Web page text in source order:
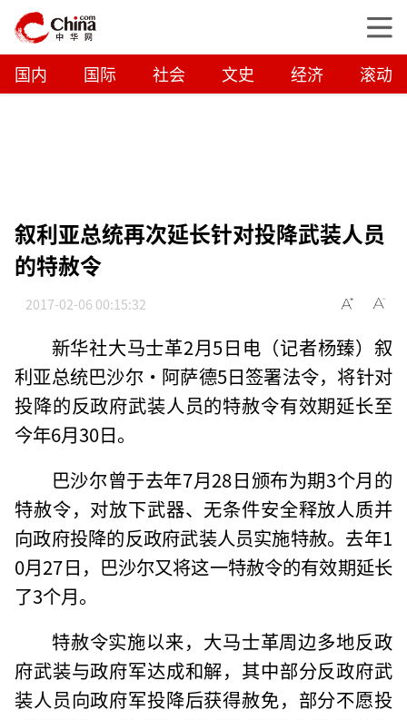
国内 国际 社会 文史 经济 滚动
叙利亚总统再次延长针对投降武装人员
的特赦令
2017-02-06 00:15:32
新华社大马士革2月5日电（记者杨臻）叙
利亚总统巴沙尔·阿萨德5日签署法令，将针对
投降的反政府武装人员的特赦令有效期延长至
今年6月30日。
巴沙尔曾于去年7月28日颁布为期3个月的
特赦令，对放下武器、无条件安全释放人质并
向政府投降的反政府武装人员实施特赦。去年1
0月27日，巴沙尔又将这一特赦令的有效期延长
了3个月。
特赦令实施以来，大马士革周边多地反政
府武装与政府军达成和解，其中部分反政府武
装人员向政府军投降后获得赦免，部分不愿投